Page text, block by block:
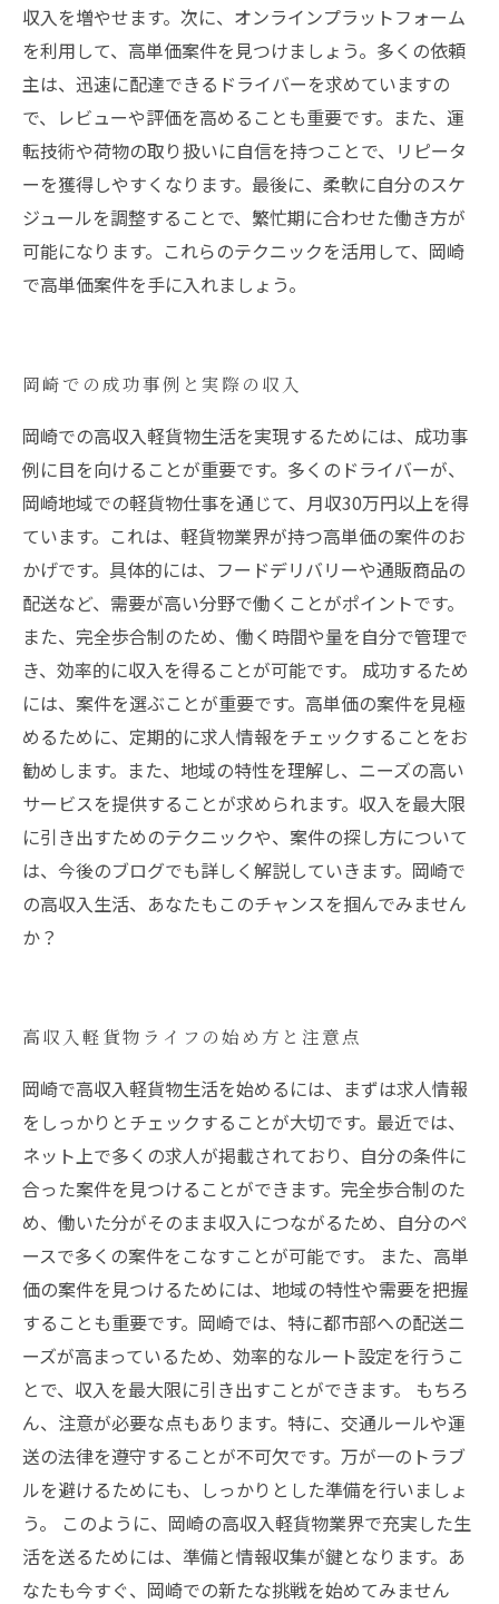
収入を増やせます。次に、オンラインプラットフォーム
を利用して、高単価案件を見つけましょう。多くの依頼
主は、迅速に配達できるドライバーを求めていますの
で、レビューや評価を高めることも重要です。また、運
転技術や荷物の取り扱いに自信を持つことで、リピータ
ーを獲得しやすくなります。最後に、柔軟に自分のスケ
ジュールを調整することで、繁忙期に合わせた働き方が
可能になります。これらのテクニックを活用して、岡崎
で高単価案件を手に入れましょう。
岡崎での成功事例と実際の収入
岡崎での高収入軽貨物生活を実現するためには、成功事
例に目を向けることが重要です。多くのドライバーが、
岡崎地域での軽貨物仕事を通じて、月収30万円以上を得
ています。これは、軽貨物業界が持つ高単価の案件のお
かげです。具体的には、フードデリバリーや通販商品の
配送など、需要が高い分野で働くことがポイントです。
また、完全歩合制のため、働く時間や量を自分で管理で
き、効率的に収入を得ることが可能です。 成功するため
には、案件を選ぶことが重要です。高単価の案件を見極
めるために、定期的に求人情報をチェックすることをお
勧めします。また、地域の特性を理解し、ニーズの高い
サービスを提供することが求められます。収入を最大限
に引き出すためのテクニックや、案件の探し方について
は、今後のブログでも詳しく解説していきます。岡崎で
の高収入生活、あなたもこのチャンスを掴んでみません
か？
高収入軽貨物ライフの始め方と注意点
岡崎で高収入軽貨物生活を始めるには、まずは求人情報
をしっかりとチェックすることが大切です。最近では、
ネット上で多くの求人が掲載されており、自分の条件に
合った案件を見つけることができます。完全歩合制のた
め、働いた分がそのまま収入につながるため、自分のペ
ースで多くの案件をこなすことが可能です。 また、高単
価の案件を見つけるためには、地域の特性や需要を把握
することも重要です。岡崎では、特に都市部への配送ニ
ーズが高まっているため、効率的なルート設定を行うこ
とで、収入を最大限に引き出すことができます。 もちろ
ん、注意が必要な点もあります。特に、交通ルールや運
送の法律を遵守することが不可欠です。万が一のトラブ
ルを避けるためにも、しっかりとした準備を行いましょ
う。 このように、岡崎の高収入軽貨物業界で充実した生
活を送るためには、準備と情報収集が鍵となります。あ
なたも今すぐ、岡崎での新たな挑戦を始めてみません